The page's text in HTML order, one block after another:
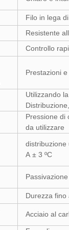
Filo in lega
Resistente
Controllo
Prestazioni
Utilizzando
Pressione di
da utilizzare
distribuzione
A ± 3 ºC
Durezza fino
Acciaio al